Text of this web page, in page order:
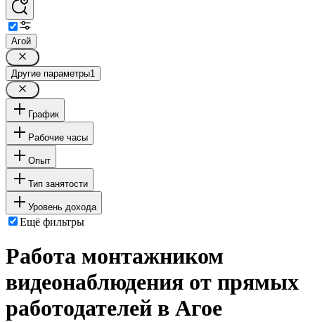
Агой
Другие параметры1
График
Рабочие часы
Опыт
Тип занятости
Уровень дохода
Ещё фильтры
Работа монтажником
видеонаблюдения от прямых
работодателей в Агое